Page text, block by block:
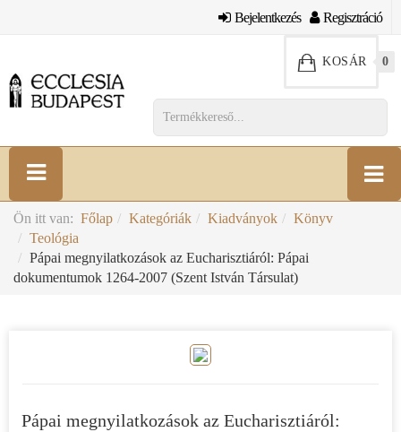
Bejelentkezés Regisztráció
KOSÁR 0
Ön itt van: Főlap Kategóriák Kiadványok
Könyv
Teológia
Pápai megnyilatkozások az Eucharisztiáról: Pápai
dokumentumok 1264-2007 (Szent István Társulat)
Pápai megnyilatkozások az Eucharisztiáról: